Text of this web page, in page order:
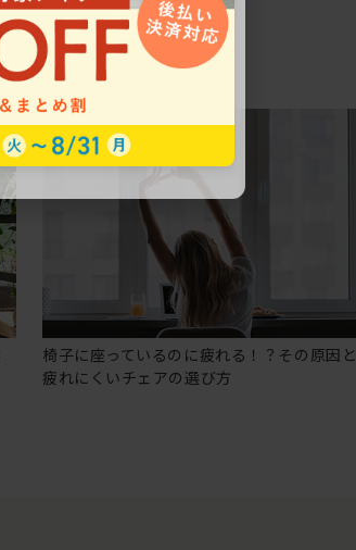
椅子に座っているのに疲れる！？その原因と
疲れにくいチェアの選び方